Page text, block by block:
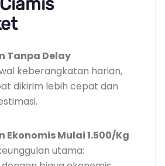
Tanpa Delay
keberangkatan harian,
dikirim lebih cepat dan
Ekonomis Mulai 1.500/Kg
utama: